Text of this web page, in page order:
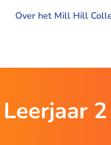
Over het Mill Hill
2